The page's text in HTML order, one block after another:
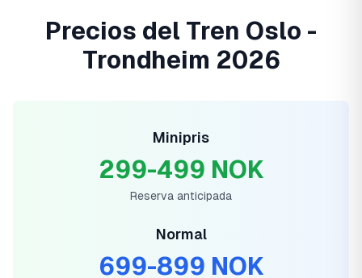
Precios del Tren Oslo -
Trondheim 2026
Minipris
299-499 NOK
Reserva anticipada
Normal
699-899 NOK